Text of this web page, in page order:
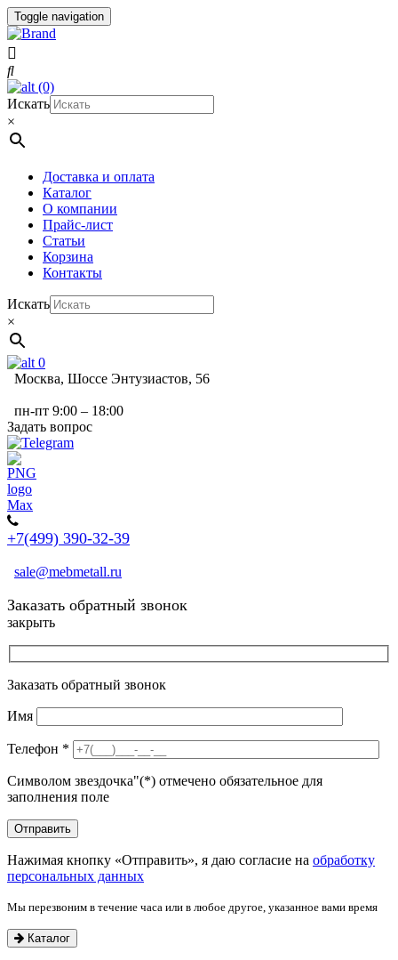
Toggle navigation
(0)
Искать
×
Доставка и оплата
Каталог
О компании
Прайс-лист
Статьи
Корзина
Контакты
Искать
×
0
Москва, Шоссе Энтузиастов, 56
пн-пт 9:00 – 18:00
Задать вопрос
+7(499) 390-32-39
sale@mebmetall.ru
Заказать обратный звонок
закрыть
Заказать обратный звонок
Имя
Телефон *
Символом звездочка"(*) отмечено обязательное для
заполнения поле
Нажимая кнопку «Отправить», я даю согласие на обработку
персональных данных
Мы перезвоним в течение часа или в любое другое, указанное вами время
Каталог